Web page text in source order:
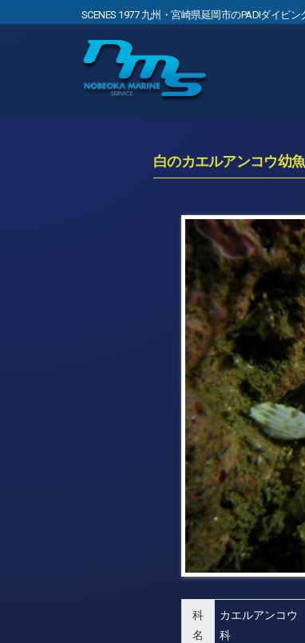
SCENES 1977 九州・宮崎県延岡市のPADIダイビ
白のカエルアンコウ幼魚
科
名
カエルアンコウ
科